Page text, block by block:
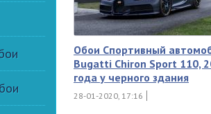
Обои Спортивный
Bugatti Chiron Sport 110,
года у черного здания
28-01-2020, 17:16